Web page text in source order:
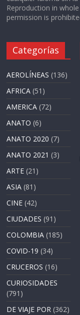
Reproduction in
permission is
Categorías
AEROLÍNEAS (136)
AFRICA (51)
AMERICA (72)
ANATO (6)
ANATO 2020 (7)
ANATO 2021 (3)
ARTE (21)
ASIA (81)
CINE (42)
CIUDADES (91)
COLOMBIA (185)
COVID-19 (34)
CRUCEROS (16)
CURIOSIDADES
(791)
DE VIAJE POR (362)